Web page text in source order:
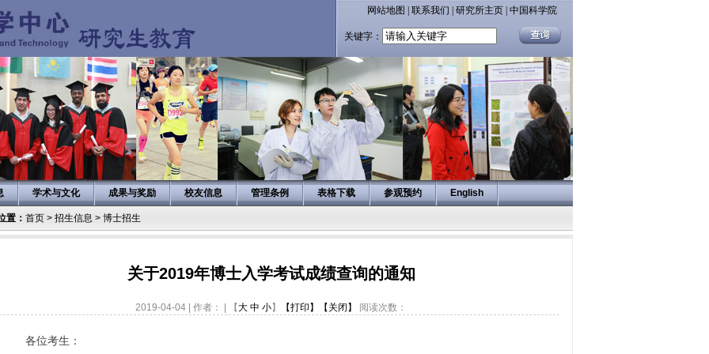
网站地图 联系我们 研究所主页 中国科学院
关键字：
学术与文化 成果与奖励 校友信息 管理条例 表格下载 参观预约 English
置： 首页 > 招生信息 > 博士招生
关于2019年博士入学考试成绩查询的通知
2019-04-04 | 作者： | 【大 中 小】 【打印】 【关闭】 阅读次数：
各位考生：